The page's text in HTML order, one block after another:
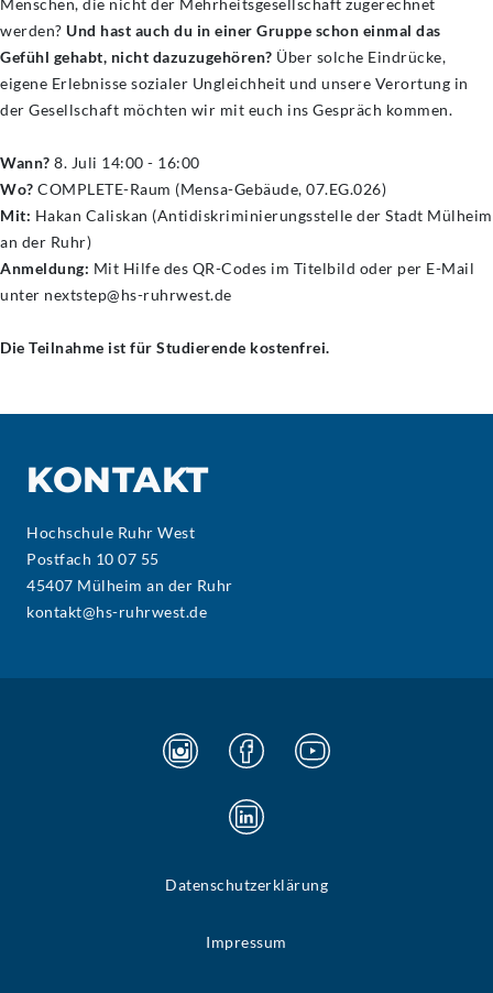
Menschen, die nicht der Mehrheitsgesellschaft zugerechnet
werden? Und hast auch du in einer Gruppe schon einmal das
Gefühl gehabt, nicht dazuzugehören? Über solche Eindrücke,
eigene Erlebnisse sozialer Ungleichheit und unsere Verortung in
der Gesellschaft möchten wir mit euch ins Gespräch kommen.
Wann? 8. Juli 14:00 - 16:00
Wo? COMPLETE-Raum (Mensa-Gebäude, 07.EG.026)
Mit: Hakan Caliskan (Antidiskriminierungsstelle der Stadt Mülheim
an der Ruhr)
Anmeldung: Mit Hilfe des QR-Codes im Titelbild oder per E-Mail
unter nextstep@hs-ruhrwest.de
Die Teilnahme ist für Studierende kostenfrei.
KONTAKT
Hochschule Ruhr West
Postfach 10 07 55
45407 Mülheim an der Ruhr
kontakt@hs-ruhrwest.de
Datenschutzerklärung
Impressum